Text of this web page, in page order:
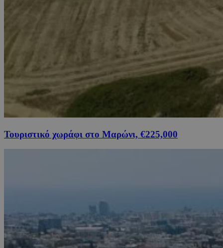
Τουριστικό χωράφι στο Μαρώνι, €225,000